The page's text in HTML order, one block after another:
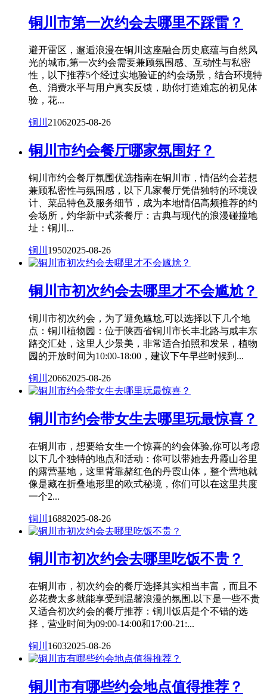
铜川市第一次约会去哪里不踩雷？
避开雷区，邂逅浪漫在铜川这座融合历史底蕴与自然风
光的城市,第一次约会需要兼顾氛围感、互动性与私密
性，以下推荐5个经过实地验证的约会场景，结合环境特
色、消费水平与用户真实反馈，助你打造难忘的初见体
验，花...
铜川 21062025-08-26
铜川市约会餐厅哪家氛围好？
铜川市约会餐厅氛围优选指南在铜川市，情侣约会若想
兼顾私密性与氛围感，以下几家餐厅凭借独特的环境设
计、菜品特色及服务细节，成为本地情侣高频推荐的约
会场所，灼华新中式茶餐厅：古典与现代的浪漫碰撞地
址：铜川...
铜川 19502025-08-26
铜川市初次约会去哪里才不会尴尬？
铜川市初次约会，为了避免尴尬,可以选择以下几个地
点：铜川植物园：位于陕西省铜川市长丰北路与咸丰东
路交汇处，这里人少景美，非常适合拍照和发呆，植物
园的开放时间为10:00-18:00，建议下午早些时候到...
铜川 20662025-08-26
铜川市约会带女生去哪里玩最惊喜？
在铜川市，想要给女生一个惊喜的约会体验,你可以考虑
以下几个独特的地点和活动：你可以带她去丹霞山谷里
的露营基地，这里背靠赭红色的丹霞山体，整个营地就
像是藏在折叠地形里的欧式秘境，你们可以在这里共度
一个2...
铜川 16882025-08-26
铜川市初次约会去哪里吃饭不贵？
在铜川市，初次约会的餐厅选择其实相当丰富，而且不
必花费太多就能享受到温馨浪漫的氛围,以下是一些不贵
又适合初次约会的餐厅推荐：铜川饭店是个不错的选
择，营业时间为09:00-14:00和17:00-21:...
铜川 16032025-08-26
铜川市有哪些约会地点值得推荐？